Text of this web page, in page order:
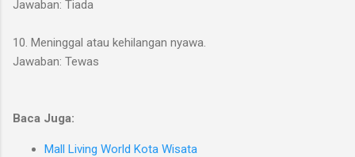
Jawaban: Tiada
10. Meninggal atau kehilangan nyawa.
Jawaban: Tewas
Baca Juga:
Mall Living World Kota Wisata